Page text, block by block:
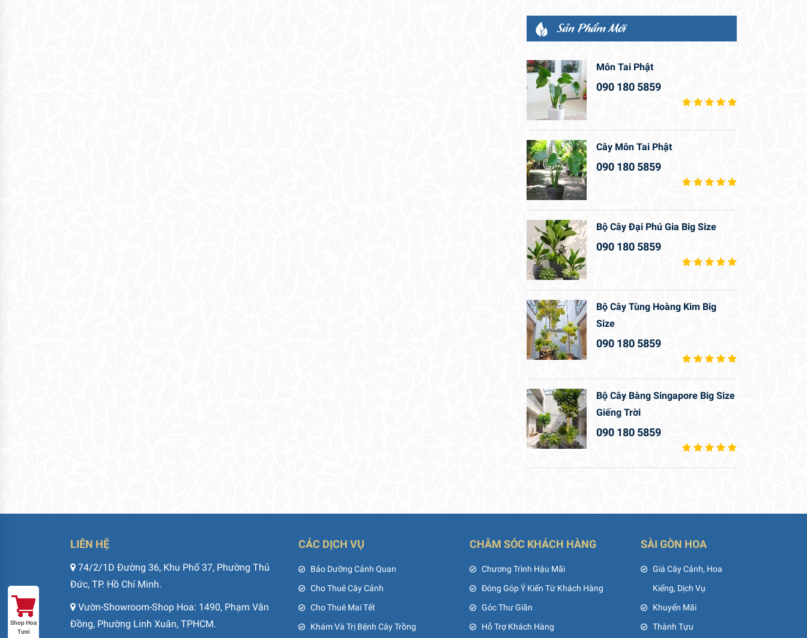
Sản Phẩm Mới
Môn Tai Phật
090 180 5859
Cây Môn Tai Phật
090 180 5859
Bộ Cây Đại Phú Gia Big Size
090 180 5859
Bộ Cây Tùng Hoàng Kim Big
Size
090 180 5859
Bộ Cây Bàng Singapore Big Size
Giếng Trời
090 180 5859
LIÊN HỆ
74/2/1D Đường 36, Khu Phố 37, Phường Thủ
Đức, TP. Hồ Chí Minh.
Vườn-Showroom-Shop Hoa: 1490, Phạm Văn
Đồng, Phường Linh Xuân, TPHCM.
CÁC DỊCH VỤ
Bảo Dưỡng Cảnh Quan
Cho Thuê Cây Cảnh
Cho Thuê Mai Tết
Khám Và Trị Bệnh Cây Trồng
CHĂM SÓC KHÁCH HÀNG
Chương Trình Hậu Mãi
Đóng Góp Ý Kiến Từ Khách Hàng
Góc Thư Giãn
Hỗ Trợ Khách Hàng
SÀI GÒN HOA
Giá Cây Cảnh, Hoa
Kiểng, Dịch Vụ
Khuyến Mãi
Thành Tựu
Shop Hoa
Tươi